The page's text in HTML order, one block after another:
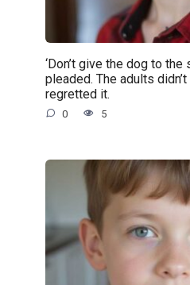
‘Don’t give the dog to the
pleaded. The adults
regretted it.
0 5